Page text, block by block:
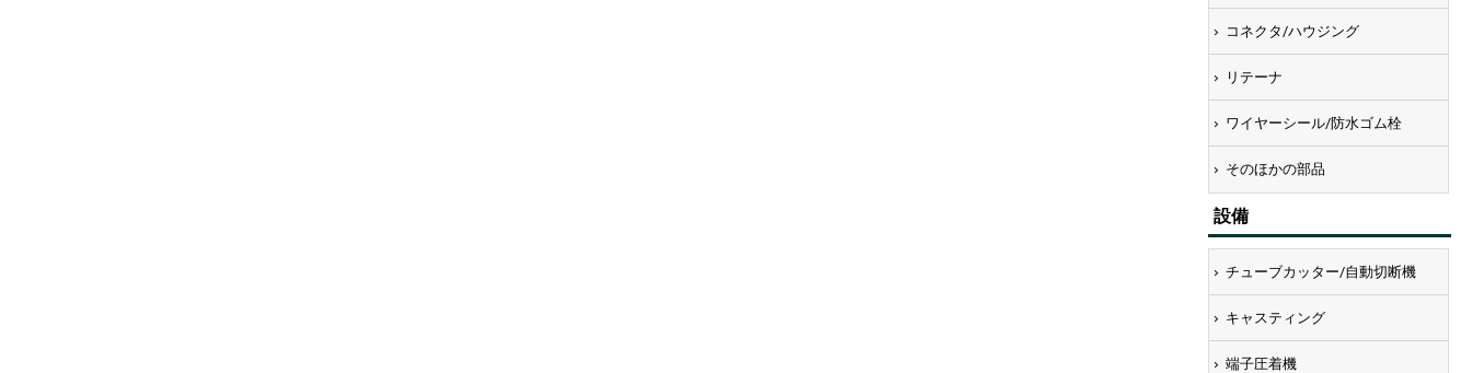
コネクタ/ハウジング
リテーナ
ワイヤーシール/防水ゴム栓
そのほかの部品
設備
チューブカッター/自動切断機
キャスティング
端子圧着機